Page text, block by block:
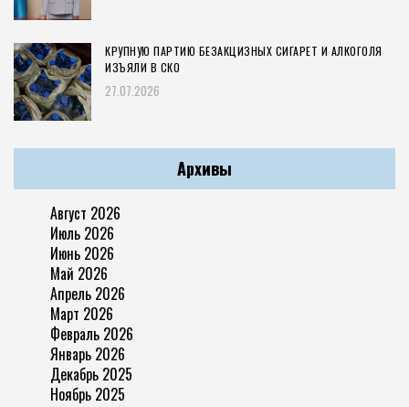
КРУПНУЮ ПАРТИЮ БЕЗАКЦИЗНЫХ СИГАРЕТ И АЛКОГОЛЯ
ИЗЪЯЛИ В СКО
27.07.2026
Архивы
Август 2026
Июль 2026
Июнь 2026
Май 2026
Апрель 2026
Март 2026
Февраль 2026
Январь 2026
Декабрь 2025
Ноябрь 2025